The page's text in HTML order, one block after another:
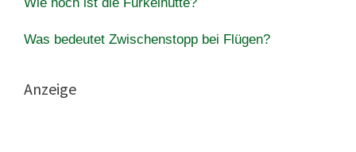
Was bedeutet Zwischenstopp bei Flügen?
Anzeige